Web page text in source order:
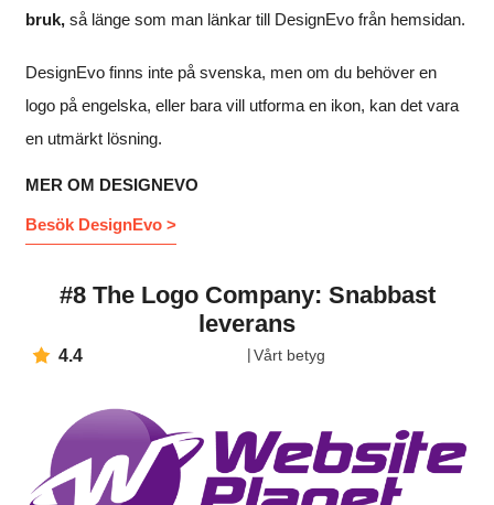
bruk, så länge som man länkar till DesignEvo från hemsidan.
DesignEvo finns inte på svenska, men om du behöver en
logo på engelska, eller bara vill utforma en ikon, kan det vara
en utmärkt lösning.
MER OM DESIGNEVO
Besök DesignEvo >
#8 The Logo Company: Snabbast
leverans
4.4 Vårt betyg